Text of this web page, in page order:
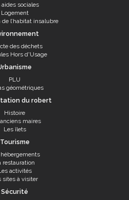
aides sociales
Logement
de l’habitat insalubre
des déchets
Hors d'Usage
PLU
géométriques
du robert
Histoire
maires
Les îlets
Tourisme
hébergements
restauration
activités
sites à visiter
Sécurité